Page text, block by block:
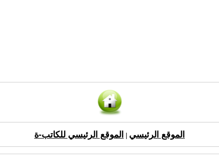
الموقع الرئيسي الموقع الرئيسي للكاتب-ة